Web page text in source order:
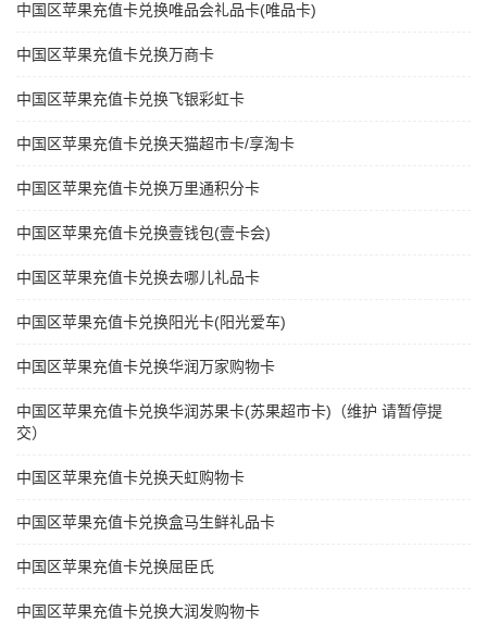
中国区苹果充值卡兑换唯品会礼品卡(唯品卡)
中国区苹果充值卡兑换万商卡
中国区苹果充值卡兑换飞银彩虹卡
中国区苹果充值卡兑换天猫超市卡/享淘卡
中国区苹果充值卡兑换万里通积分卡
中国区苹果充值卡兑换壹钱包(壹卡会)
中国区苹果充值卡兑换去哪儿礼品卡
中国区苹果充值卡兑换阳光卡(阳光爱车)
中国区苹果充值卡兑换华润万家购物卡
中国区苹果充值卡兑换华润苏果卡(苏果超市卡)（维护 请暂停提
交）
中国区苹果充值卡兑换天虹购物卡
中国区苹果充值卡兑换盒马生鲜礼品卡
中国区苹果充值卡兑换屈臣氏
中国区苹果充值卡兑换大润发购物卡